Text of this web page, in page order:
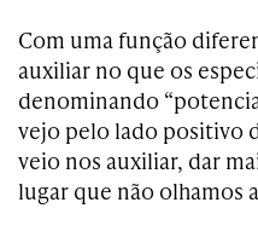
Com uma função
auxiliar no que os
denominando
vejo pelo lado positivo
veio nos auxiliar, dar
lugar que não olhamos